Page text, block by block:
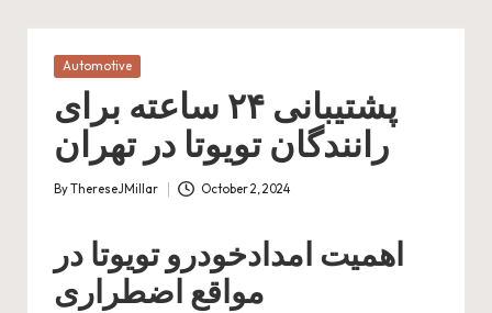
Posted
Automotive
پشتیبانی ۲۴ ساعته برای
رانندگان تویوتا در تهران
Posted
ByThereseJMillar October 2, 2024
اهمیت امدادخودرو تویوتا در
مواقع اضطراری